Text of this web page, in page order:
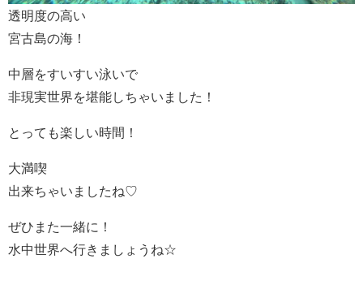
透明度の高い
宮古島の海！
中層をすいすい泳いで
非現実世界を堪能しちゃいました！
とっても楽しい時間！
大満喫
出来ちゃいましたね♡
ぜひまた一緒に！
水中世界へ行きましょうね☆